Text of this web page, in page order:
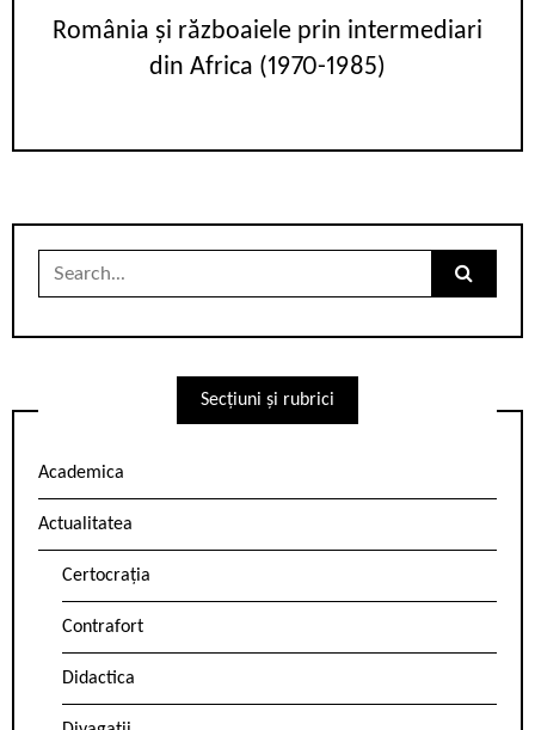
România și războaiele prin intermediari
din Africa (1970-1985)
Search
Secțiuni și rubrici
Academica
Actualitatea
Certocrația
Contrafort
Didactica